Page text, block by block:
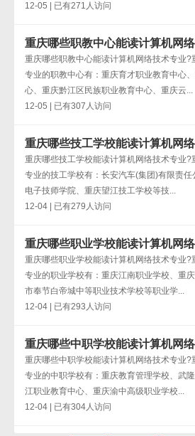
12-05 | 已有271人访问
重庆哪些职教中心能读计算机网
重庆哪些职教中心能读计算机网络技术专业?
专业的职教中心有：重庆育才职业教育中心
心、重庆黔江区民族职业教育中心、重庆云...
12-05 | 已有307人访问
重庆哪些技工学校能读计算机网
重庆哪些技工学校能读计算机网络技术专业?
专业的技工学校有：长安汽车(集团)有限责
电子技师学院、重庆望江技工学校等技...
12-04 | 已有279人访问
重庆哪些职业学校能读计算机网
重庆哪些职业学校能读计算机网络技术专业?
专业的职业学校有：重庆江南职业学校、重
市奉节白帝城中等职业技术学校等职业学...
12-04 | 已有293人访问
重庆哪些中职学校能读计算机网
重庆哪些中职学校能读计算机网络技术专业?
专业的中职学校有：重庆教育管理学校、武
江职业教育中心、重庆渝中高级职业学校...
12-04 | 已有304人访问